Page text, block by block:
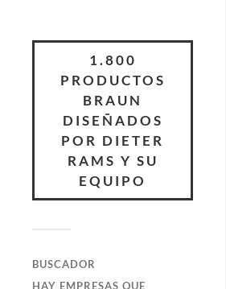
1.800
PRODUCTOS
BRAUN
DISEÑADOS
POR DIETER
RAMS Y SU
EQUIPO
BUSCADOR
HAY EMPRESAS QUE